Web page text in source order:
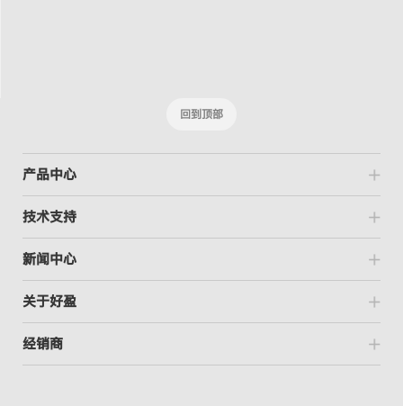
回到顶部
产品中心
技术支持
新闻中心
关于好盈
经销商